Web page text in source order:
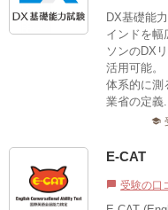
DX基礎能
インドを幅
ソンのDX
活用可能。
体系的に測
業省の定義...
school
E-CAT
chat_bubble 受験の口